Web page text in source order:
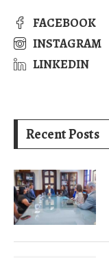
FACEBOOK
INSTAGRAM
LINKEDIN
Recent Posts